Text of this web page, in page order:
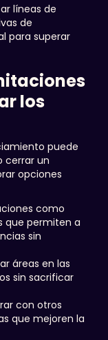
líneas de
de
para superar
los
puede
cerrar un
opciones
como
que permiten a
sin
áreas en las
sin sacrificar
con otros
que mejoren la